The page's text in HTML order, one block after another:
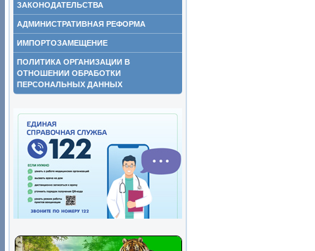
ЗАКОНОДАТЕЛЬСТВА
АДМИНИСТРАТИВНАЯ РЕФОРМА
ИМПОРТОЗАМЕЩЕНИЕ
ПОЛИТИКА ОРГАНИЗАЦИИ В
ОТНОШЕНИИ ОБРАБОТКИ
ПЕРСОНАЛЬНЫХ ДАННЫХ